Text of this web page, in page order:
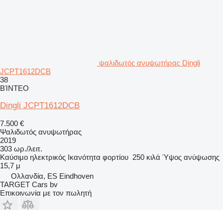
ψαλιδωτός ανυψωτήρας Dingli
JCPT1612DCB
38
ΒΊΝΤΕΟ
Dingli JCPT1612DCB
7.500 €
Ψαλιδωτός ανυψωτήρας
2019
303 ωρ./λειτ.
Καύσιμο ηλεκτρικός Ικανότητα φορτίου 250 κιλά Ύψος ανύψωσης
15,7 μ
Ολλανδία, ES Eindhoven
TARGET Cars bv
Επικοινωνία με τον πωλητή